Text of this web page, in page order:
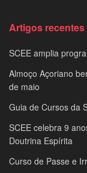
Artigos recentes
SCEE amplia
Almoço Açoriano
de maio
Guia de Cursos da
SCEE celebra 9
Doutrina Espírita
Curso de Passe e